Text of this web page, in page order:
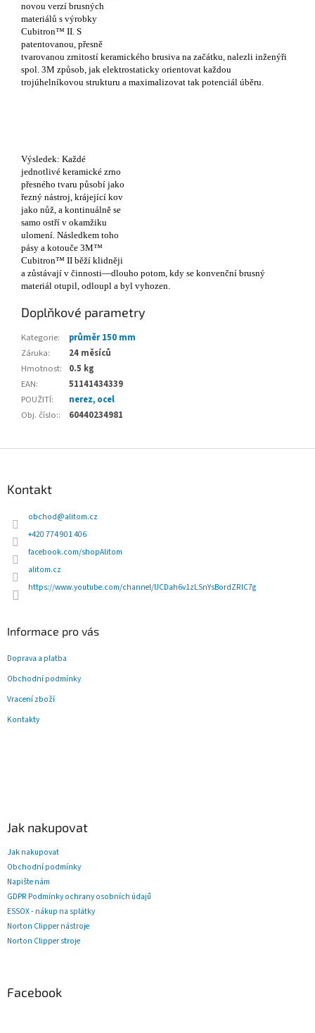
novou verzí brusných
materiálů s výrobky
Cubitron™ II. S
patentovanou, přesně
tvarovanou zrnitostí keramického brusiva na začátku, nalezli inženýři
spol. 3M způsob, jak elektrostaticky orientovat každou
trojúhelníkovou strukturu a maximalizovat tak potenciál úběru.
Výsledek: Každé
jednotlivé keramické zrno
přesného tvaru působí jako
řezný nástroj, krájející kov
jako nůž, a kontinuálně se
samo ostří v okamžiku
ulomení. Následkem toho
pásy a kotouče 3M™
Cubitron™ II běží klidněji
a zůstávají v činnosti—dlouho potom, kdy se konvenční brusný
materiál otupil, odloupl a byl vyhozen.
Doplňkové parametry
Kategorie:
průměr 150 mm
Záruka:
24 měsíců
Hmotnost:
0.5 kg
EAN:
51141434339
POUŽITÍ:
nerez, ocel
Obj. číslo:: 60440234981
Kontakt
obchod@alitom.cz
+420 774 901 406
facebook.com/shopAlitom
alitom.cz
https://www.youtube.com/channel/UCDah6v1zLSnYsBordZRlC7g
Informace pro vás
Doprava a platba
Obchodní podmínky
Vracení zboží
Kontakty
Jak nakupovat
Jak nakupovat
Obchodní podmínky
Napište nám
GDPR Podmínky ochrany osobních údajů
ESSOX - nákup na splátky
Norton Clipper nástroje
Norton Clipper stroje
Facebook